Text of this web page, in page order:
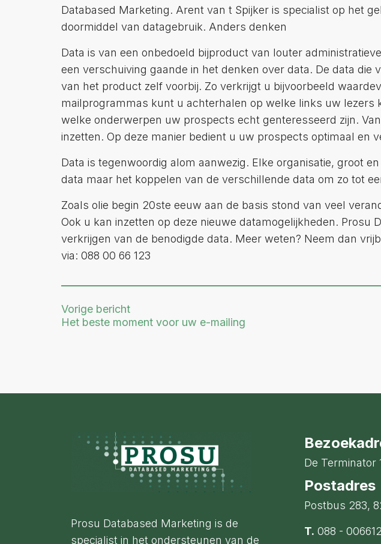
Databased Marketing. Arent van t Spijker is specialist op het
doormiddel van datagebruik. Anders denken
Data is van een onbedoeld bijproduct van louter
een verschuiving gaande in het denken over data. De data
van het product zelf voorbij. Zo verkrijgt u bijvoorbeeld
mailprogrammas kunt u achterhalen op welke links uw lezers
welke onderwerpen uw prospects echt genteresseerd zijn.
inzetten. Op deze manier bedient u uw prospects optimaal en
Data is tegenwoordig alom aanwezig. Elke organisatie, groot
data maar het koppelen van de verschillende data om zo tot
Zoals olie begin 20ste eeuw aan de basis stond van veel
Ook u kan inzetten op deze nieuwe datamogelijkheden.
verkrijgen van de benodigde data. Meer weten? Neem dan
via: 088 00 66 123
Vorige bericht
Het beste moment voor uw e-mailing
Prosu Databased Marketing is de
specialist in het ondersteunen van de
De Terminator
Postadres
Postbus 283,
T. 088 -